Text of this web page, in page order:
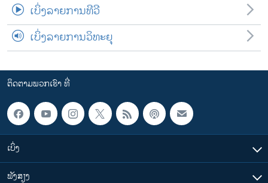
ເບິ່ງລາຍການທີວີ
ເບິ່ງລາຍການວິທະຍຸ
ຕິດຕາມພວກເຮົາ ທີ່
ເບິ່ງ
ຟັງສຽງ